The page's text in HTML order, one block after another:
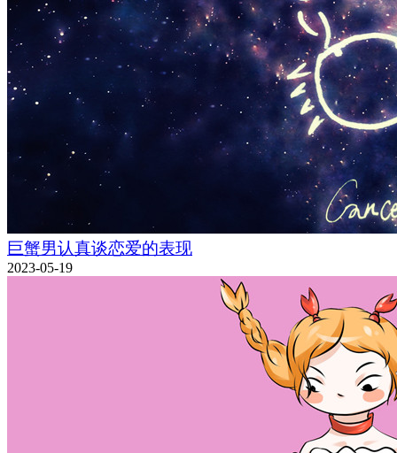
巨蟹男认真谈恋爱的表现
2023-05-19